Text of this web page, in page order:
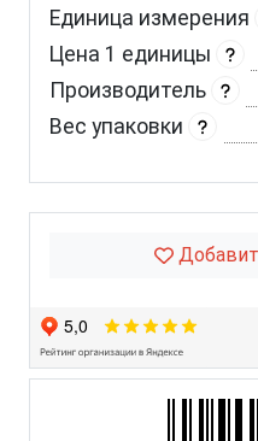
Единица измерения
Цена 1 единицы
Производитель
Вес упаковки